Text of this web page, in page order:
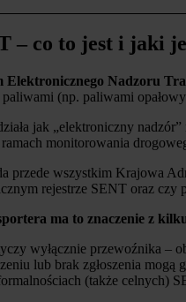
– co to jest i jaki
Elektronicznego Nadzoru
(np. paliwami
jak „elektroniczny
monitorowania
przede wszystkim Krajowa
rejestrze SENT oraz czy
ma to znaczenie z
wyłącznie przewoźnika –
lub brak zgłoszenia
(także celnych)